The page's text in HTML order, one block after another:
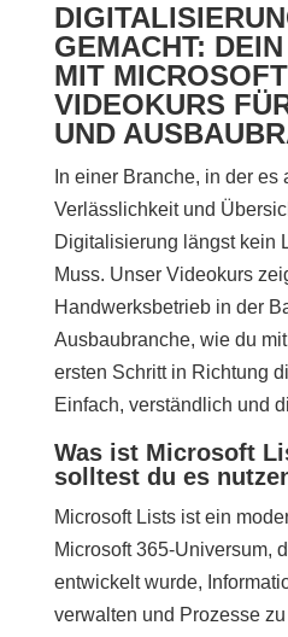
GEMACHT:
MIT
VIDEOKURS
UND
In einer Branche, in der es
Verlässlichkeit und
Digitalisierung längst kein
Muss. Unser Videokurs
Handwerksbetrieb in der
Ausbaubranche, wie du
ersten Schritt in Richtung
Einfach, verständlich und
Was ist Microsoft
solltest du es
Microsoft Lists ist ein
Microsoft 365-Universum,
entwickelt wurde,
verwalten und Prozesse